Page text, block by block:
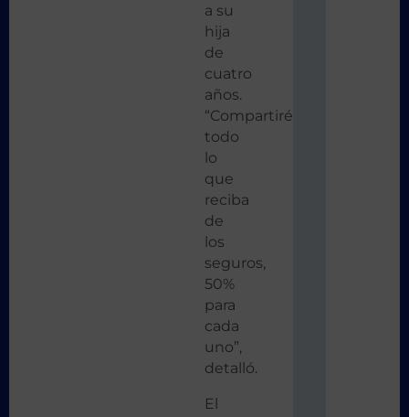
a su
hija
de
cuatro
años.
“Compartiré
todo
lo
que
reciba
de
los
seguros,
50%
para
cada
uno”,
detalló.
El